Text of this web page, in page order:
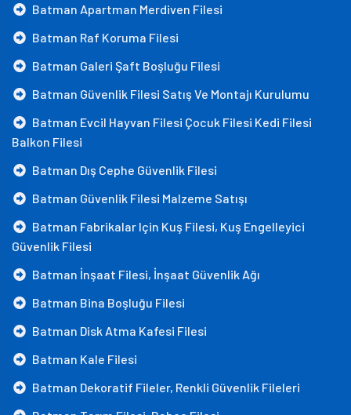
Batman Apartman Merdiven Filesi
Batman Raf Koruma Filesi
Batman Galeri Şaft Boşluğu Filesi
Batman Güvenlik Filesi Satış Ve Montajı Kurulumu
Batman Evcil Hayvan Filesi Çocuk Filesi Kedi Filesi
Balkon Filesi
Batman Dış Cephe Güvenlik Filesi
Batman Güvenlik Filesi Malzeme Satışı
Batman Fabrikalar Için Kuş Filesi, Kuş Engelleyici
Güvenlik Filesi
Batman İnşaat Filesi, İnşaat Güvenlik Ağı
Batman Bina Boşluğu Filesi
Batman Disk Atma Kafesi Filesi
Batman Kale Filesi
Batman Dekoratif Fileler, Renkli Güvenlik Fileleri